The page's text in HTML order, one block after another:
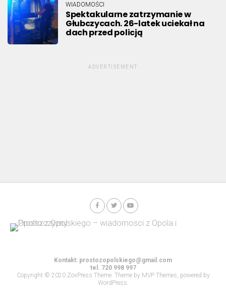
WIADOMOŚCI
Spektakularne zatrzymanie w
Głubczycach. 26-latek uciekał na
dach przed policją
ADVERTISEMENT
Kontakt: prostozopolskiego@gmail.com
tel. 720 998 997
Copyright © 2020 ZoxPress Theme. Theme by MVP Themes, powered by
WordPress.